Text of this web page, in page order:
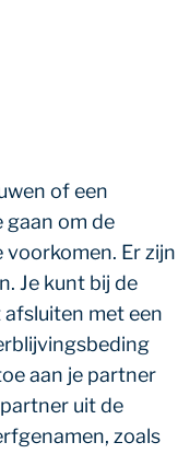
of een
om de
Er zijn
Je kunt bij de
met een
aan je partner
uit de
zoals